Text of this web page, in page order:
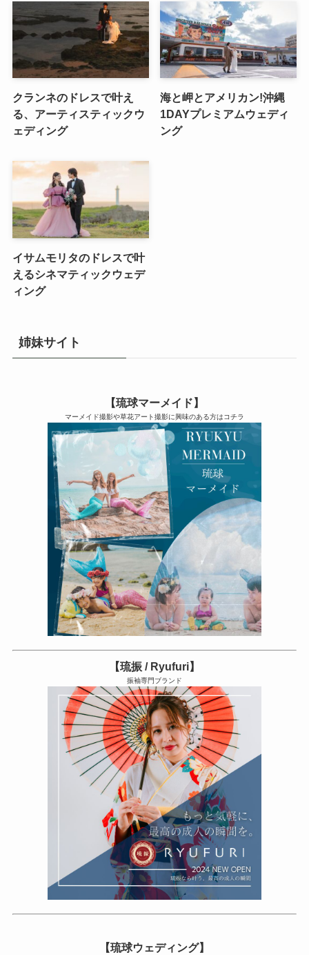
クランネのドレスで叶え
る、アーティスティックウ
ェディング
海と岬とアメリカン!沖縄
1DAYプレミアムウェディ
ング
イサムモリタのドレスで叶
えるシネマティックウェデ
ィング
姉妹サイト
【琉球マーメイド】
マーメイド撮影や草花アート撮影に興味のある方はコチラ
【琉振 / Ryufuri】
振袖専門ブランド
【琉球ウェディング】